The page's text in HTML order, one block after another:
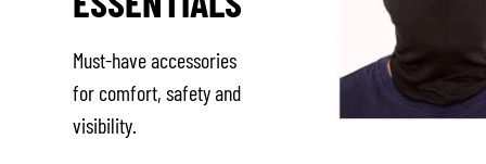
Must-have accessories
for comfort, safety and
visibility.